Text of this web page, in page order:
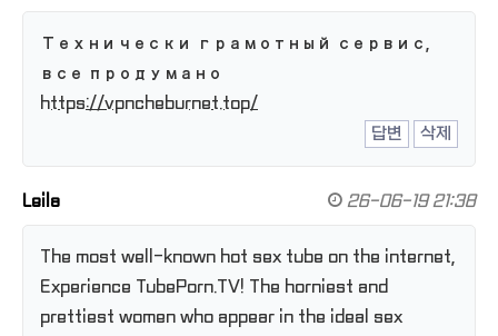
Технически грамотный сервис,
все продумано
https://vpncheburnet.top/
답변
삭제
Leila 26-06-19 21:38
The most well-known hot sex tube on the internet,
Experience TubePorn.TV! The horniest and
prettiest women who appear in the ideal sex